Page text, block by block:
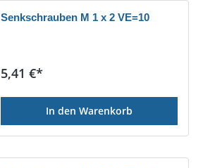
Senkschrauben M 1 x 2 VE=10
Regulärer Preis:
5,41 €*
In den Warenkorb